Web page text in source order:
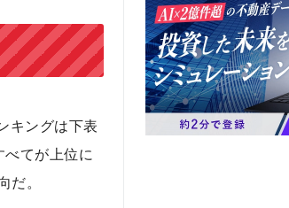
キングは下表
てが上位に
だ。